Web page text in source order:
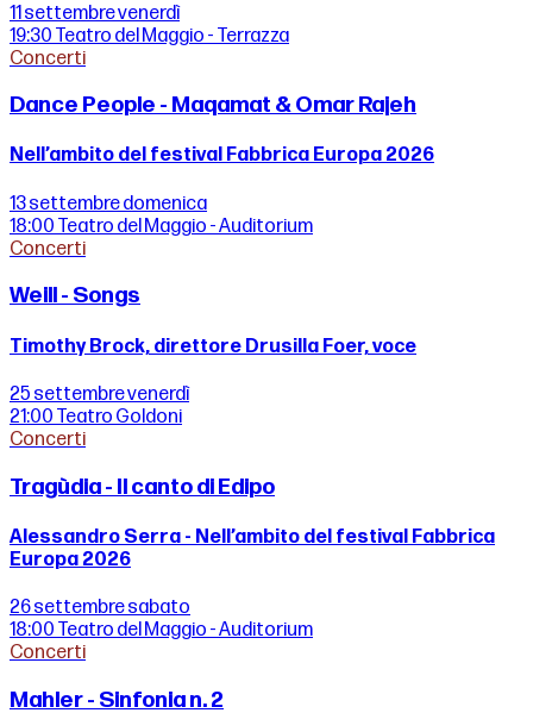
11 settembrevenerdì
19:30 Teatro del Maggio - Terrazza
Concerti
Dance People - Maqamat & Omar Rajeh
Nell’ambito del festival Fabbrica Europa 2026
13 settembredomenica
18:00 Teatro del Maggio - Auditorium
Concerti
Weill - Songs
Timothy Brock, direttore Drusilla Foer, voce
25 settembrevenerdì
21:00 Teatro Goldoni
Concerti
Tragùdia - Il canto di Edipo
Alessandro Serra - Nell’ambito del festival Fabbrica
Europa 2026
26 settembresabato
18:00 Teatro del Maggio - Auditorium
Concerti
Mahler - Sinfonia n. 2